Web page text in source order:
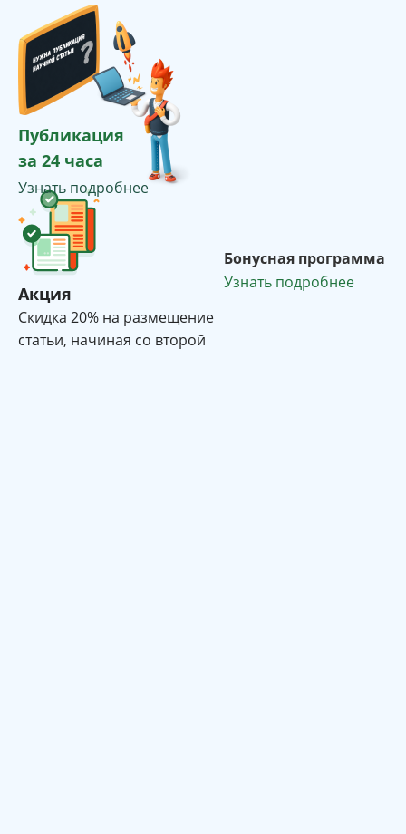
Публикация
за 24 часа
Узнать подробнее
Акция
Cкидка 20% на размещение
статьи, начиная со второй
Бонусная программа
Узнать подробнее